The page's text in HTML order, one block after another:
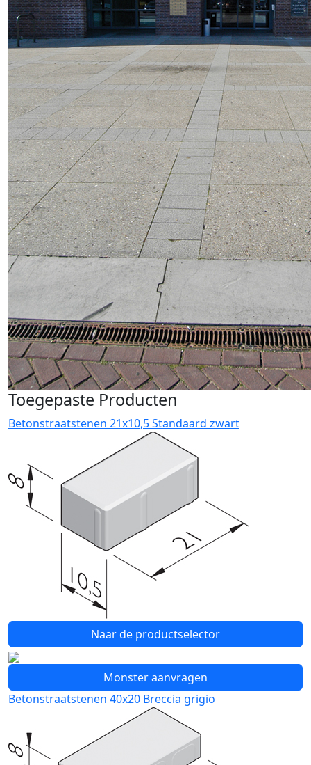
Toegepaste Producten
Betonstraatstenen 21x10,5 Standaard zwart
Naar de productselector
Monster aanvragen
Betonstraatstenen 40x20 Breccia grigio